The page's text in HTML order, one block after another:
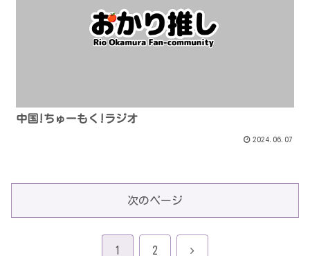
中国!ちゅーもく!ラジオ
2024.06.07
次のページ
1 2 次